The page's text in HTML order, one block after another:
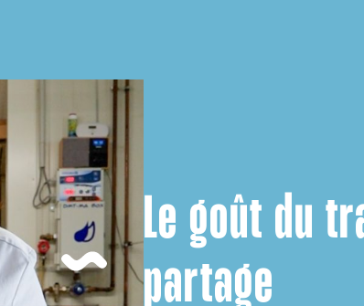
Le goût du
partage